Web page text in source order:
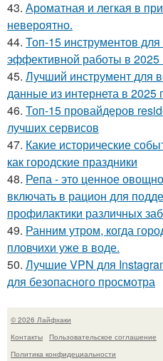
43. Ароматная и легкая в
невероятно.
44. Топ-15 инструментов
эффективной работы в 2025
45. Лучший инструмент для
данные из интернета в 2025
46. Топ-15 провайдеров
лучших сервисов
47. Какие исторические
как городские праздники
48. Репа - это ценное
включать в рацион для
профилактики различных
49. Ранним утром, когда
пловчихи уже в воде.
50. Лучшие VPN для
для безопасного просмотра
© 2026 Лайфхаки
Контакты
Пользовательское соглашение
Политика конфидециальности